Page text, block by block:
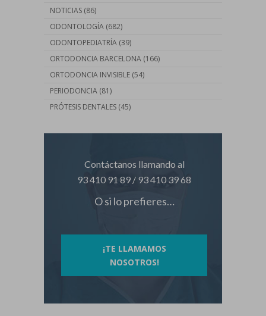
NOTICIAS (86)
ODONTOLOGÍA (682)
ODONTOPEDIATRÍA (39)
ORTODONCIA BARCELONA (166)
ORTODONCIA INVISIBLE (54)
PERIODONCIA (81)
PRÓTESIS DENTALES (45)
Contáctanos llamando al
93 410 91 89 / 93 410 39 68
O si lo prefieres…
¡TE LLAMAMOS
NOSOTROS!